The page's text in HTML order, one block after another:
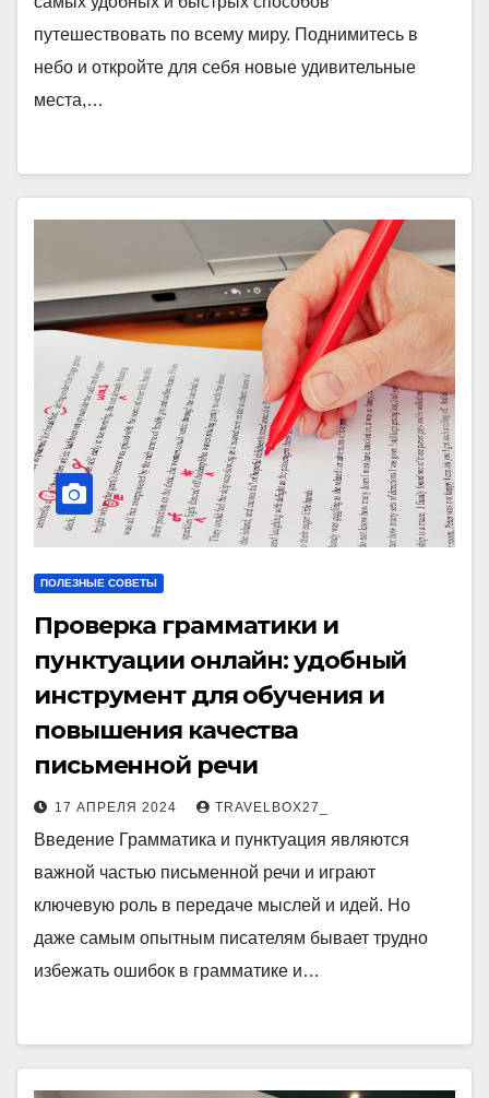
путешествовать по всему миру. Поднимитесь в
небо и откройте для себя новые удивительные
места,…
ПОЛЕЗНЫЕ СОВЕТЫ
Проверка грамматики и
пунктуации онлайн: удобный
инструмент для обучения и
повышения качества
письменной речи
17 АПРЕЛЯ 2024 TRAVELBOX27_
Введение Грамматика и пунктуация являются
важной частью письменной речи и играют
ключевую роль в передаче мыслей и идей. Но
даже самым опытным писателям бывает трудно
избежать ошибок в грамматике и…